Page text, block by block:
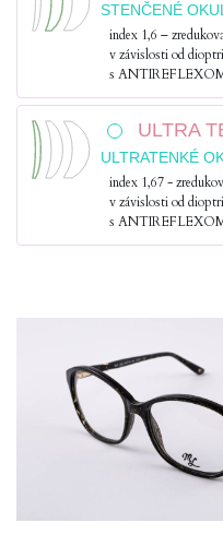
STENČENÉ
index 1,6 –
v závislosti od
s
ULTRA
ULTRATENKÉ
index 1,67 -
v závislosti od
s